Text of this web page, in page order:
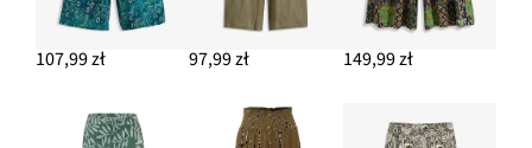
107,99 zł 97,99 zł 149,99 zł